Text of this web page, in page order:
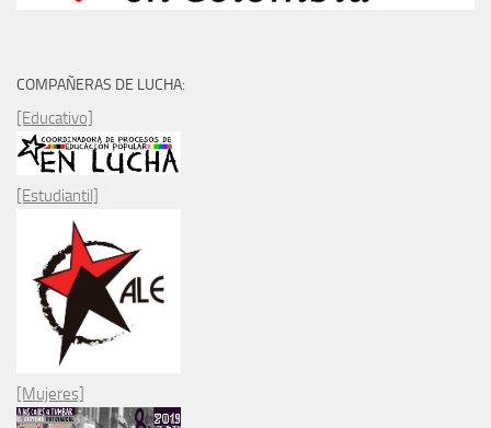
COMPAÑERAS DE LUCHA:
[Educativo]
[Estudiantil]
[Mujeres]